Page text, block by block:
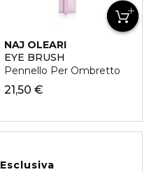
NAJ OLEARI
EYE BRUSH
Pennello Per Ombretto
21,50 €
Esclusiva